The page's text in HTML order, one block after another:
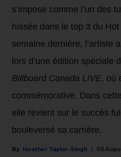
s’impose comme l’un des
hissée dans le top 3 du
semaine dernière, l’artiste
lors d’une édition spéciale
Billboard Canada LIVE, où
commémorative. Dans
elle revient sur le succès
bouleversé sa carrière.
Heather Taylor-Singh 05